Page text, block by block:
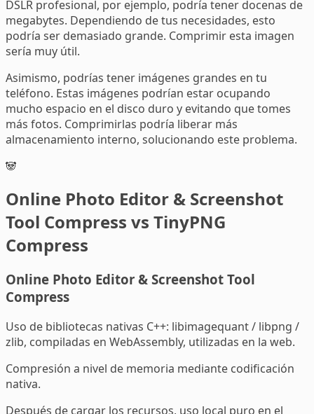
DSLR profesional, por ejemplo, podría tener docenas de
megabytes. Dependiendo de tus necesidades, esto
podría ser demasiado grande. Comprimir esta imagen
sería muy útil.
Asimismo, podrías tener imágenes grandes en tu
teléfono. Estas imágenes podrían estar ocupando
mucho espacio en el disco duro y evitando que tomes
más fotos. Comprimirlas podría liberar más
almacenamiento interno, solucionando este problema.
🐼
Online Photo Editor & Screenshot
Tool Compress vs TinyPNG
Compress
Online Photo Editor & Screenshot Tool
Compress
Uso de bibliotecas nativas C++: libimagequant / libpng /
zlib, compiladas en WebAssembly, utilizadas en la web.
Compresión a nivel de memoria mediante codificación
nativa.
Después de cargar los recursos, uso local puro en el